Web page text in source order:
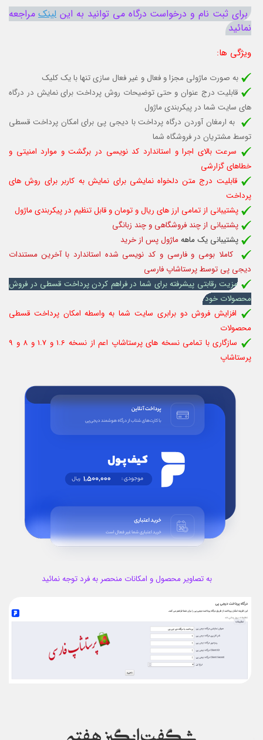
برای ثبت نام و درخواست درگاه می توانید به این لینک مراجعه
نمائید
ویژگی ها:
به صورت ماژولی مجزا و فعال و غیر فعال سازی تنها با یک کلیک
قابلیت درج عنوان و حتی توضیحات روش پرداخت برای نمایش در درگاه
های سایت شما در پیکربندی ماژول
به ارمغان آوردن درگاه پرداخت با دیجی پی برای امکان پرداخت قسطی
توسط مشتریان در فروشگاه شما
سرعت بالای اجرا و استاندارد کد نویسی در برگشت و موارد امنیتی و
خطاهای گزارشی
قابلیت درج متن دلخواه نمایشی برای نمایش به کاربر برای روش های
پرداخت
پشتیبانی از تمامی ارز های ریال و تومان و قابل تنظیم در پیکربندی ماژول
پشتیبانی از چند فروشگاهی و چند زبانگی
پشتیبانی یک ماههماژول پس از خرید
کاملا بومی و فارسی و کد نویسی شده استاندارد با آخرین مستندات
دیجی پی توسط پرستاشاپ فارسی
مزیت رقابتی پیشرفته برای شما در فراهم کردن پرداخت قسطی در فروش
محصولات خود
افزایش فروش دو برابری سایت شما به واسطه امکان پرداخت قسطی
محصولات
سازگاری با تمامی نسخه های پرستاشاپ اعم از نسخه 1.6 و 1.7 و 8 و 9
پرستاشاپ
به تصاویر محصول و امکانات منحصر به فرد توجه نمائید
شگفت انگیز هفته